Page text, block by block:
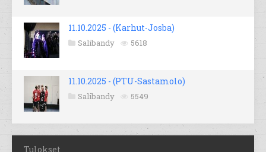
11.10.2025 - (Karhut-Josba)
Salibandy 5618
11.10.2025 - (PTU-Sastamolo)
Salibandy 5549
Tulokset